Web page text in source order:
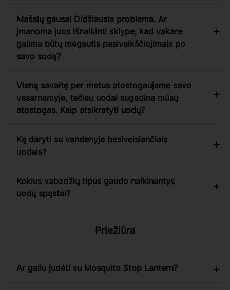
Mašalų gausa! Didžiausia problema. Ar
įmanoma juos išnaikinti sklype, kad vakare
galima būtų mėgautis pasivaikščiojimais po
savo sodą?
Vieną savaitę per metus atostogaujame savo
vasarnamyje, tačiau uodai sugadina mūsų
atostogas. Kaip atsikratyti uodų?
Ką daryti su vandenyje besiveisiančiais
uodais?
Kokius vabzdžių tipus gaudo naikinantys
uodų spąstai?
Priežiūra
Ar galiu judėti su Mosquito Stop Lantern?